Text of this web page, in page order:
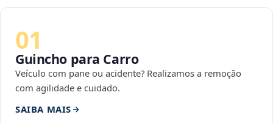
01
Guincho para Carro
Veículo com pane ou acidente? Realizamos a remoção
com agilidade e cuidado.
SAIBA MAIS